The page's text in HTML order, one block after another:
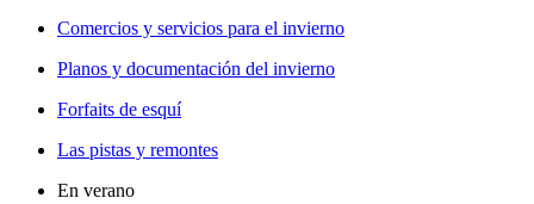
Comercios y servicios para el invierno
Planos y documentación del invierno
Forfaits de esquí
Las pistas y remontes
En verano